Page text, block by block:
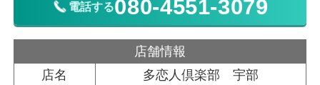
電話する080-4551-3079
店舗情報
店名
多恋人倶楽部 宇部